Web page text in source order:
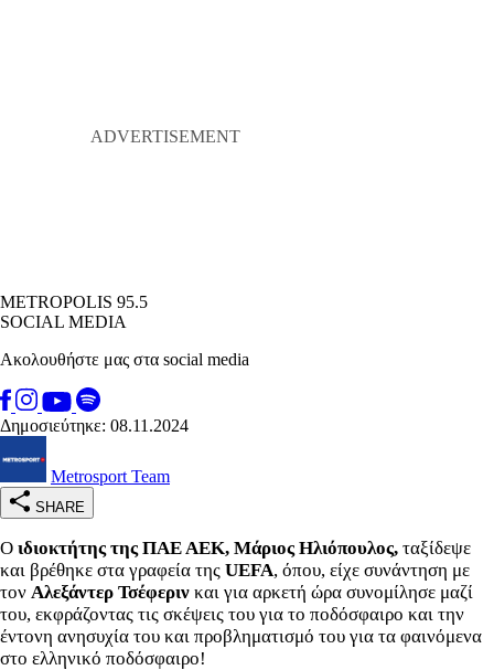
METROPOLIS 95.5
SOCIAL MEDIA
Ακολουθήστε μας στα social media
Δημοσιεύτηκε: 08.11.2024
Metrosport Team
SHARE
Ο ιδιοκτήτης της ΠΑΕ ΑΕΚ, Μάριος Ηλιόπουλος, ταξίδεψε
και βρέθηκε στα γραφεία της UEFA, όπου, είχε συνάντηση με
τον Αλεξάντερ Τσέφεριν και για αρκετή ώρα συνομίλησε μαζί
του, εκφράζοντας τις σκέψεις του για το ποδόσφαιρο και την
έντονη ανησυχία του και προβληματισμό του για τα φαινόμενα
στο ελληνικό ποδόσφαιρο!